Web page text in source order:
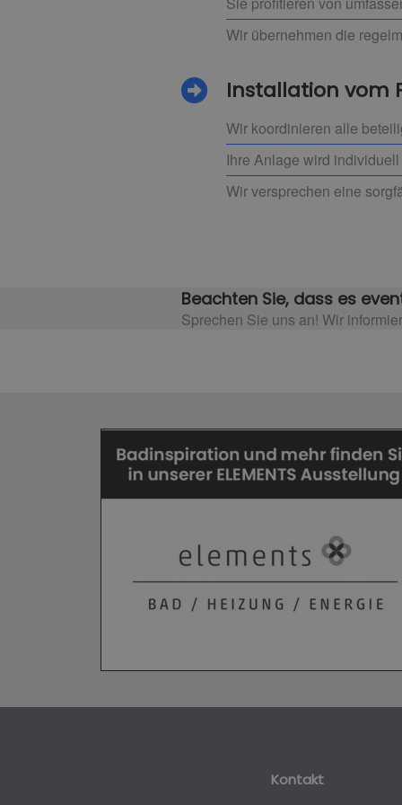
Wir übernehmen die
Installation vom
Wir koordinieren alle
Ihre Anlage wird
Wir versprechen eine
Beachten Sie, dass es
Sprechen Sie uns an! Wir
Kontakt